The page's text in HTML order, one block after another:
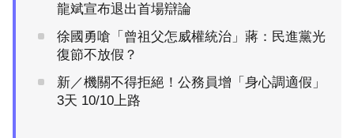
龍斌宣布退出首場辯論
徐國勇嗆「曾祖父怎威權統治」蔣：民進黨光
復節不放假？
新／機關不得拒絕！公務員增「身心調適假」
3天 10/10上路